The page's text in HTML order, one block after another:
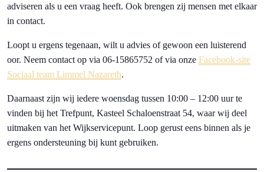
adviseren als u een vraag heeft. Ook brengen zij mensen met elkaar
in contact.
Loopt u ergens tegenaan, wilt u advies of gewoon een luisterend
oor. Neem contact op via 06-15865752 of via onze Facebook-site
Sociaal team Limmel Nazareth.
Daarnaast zijn wij iedere woensdag tussen 10:00 – 12:00 uur te
vinden bij het Trefpunt, Kasteel Schaloenstraat 54, waar wij deel
uitmaken van het Wijkservicepunt. Loop gerust eens binnen als je
ergens ondersteuning bij kunt gebruiken.